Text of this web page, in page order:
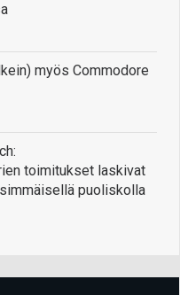
myös Commodore
toimitukset laskivat
puoliskolla